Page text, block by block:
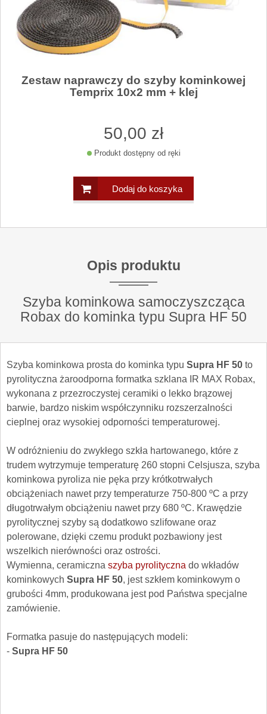
Zestaw naprawczy do szyby kominkowej
Temprix 10x2 mm + klej
50,00 zł
Produkt dostępny od ręki
Dodaj do koszyka
Opis produktu
Szyba kominkowa samoczyszcząca
Robax do kominka typu Supra HF 50
Szyba kominkowa prosta do kominka typu Supra HF 50 to
pyrolityczna żaroodporna formatka szklana IR MAX Robax,
wykonana z przezroczystej ceramiki o lekko brązowej
barwie, bardzo niskim współczynniku rozszerzalności
cieplnej oraz wysokiej odporności temperaturowej.
W odróżnieniu do zwykłego szkła hartowanego, które z
trudem wytrzymuje temperaturę 260 stopni Celsjusza, szyba
kominkowa pyroliza nie pęka przy krótkotrwałych
obciążeniach nawet przy temperaturze 750-800 ºC a przy
długotrwałym obciążeniu nawet przy 680 ºC. Krawędzie
pyrolitycznej szyby są dodatkowo szlifowane oraz
polerowane, dzięki czemu produkt pozbawiony jest
wszelkich nierówności oraz ostrości.
Wymienna, ceramiczna szyba pyrolityczna do wkładów
kominkowych Supra HF 50, jest szkłem kominkowym o
grubości 4mm, produkowana jest pod Państwa specjalne
zamówienie.
Formatka pasuje do następujących modeli:
- Supra HF 50